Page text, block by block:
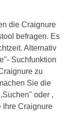
die Craignure
befragen. Es
Alternativ
Suchfunktion
zu
Sie die
oder ,
Ihre Craignure